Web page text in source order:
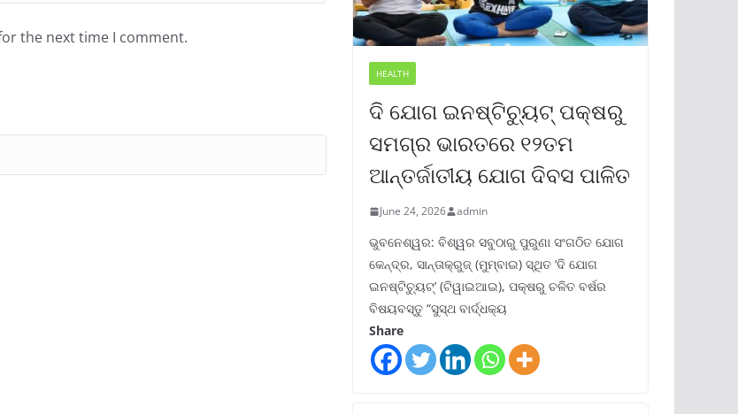
the next time I comment.
HEALTH
ଦି ଯୋଗ ଇନଷ୍ଟିଚ୍ୟୁଟ୍ ପକ୍ଷରୁ
ସମଗ୍ର ଭାରତରେ ୧୨ତମ
ଆନ୍ତର୍ଜାତୀୟ ଯୋଗ ଦିବସ ପାଳିତ
June 24, 2026 admin
ଭୁବନେଶ୍ୱର: ବିଶ୍ୱର ସବୁଠାରୁ ପୁରୁଣା ସଂଗଠିତ ଯୋଗ
କେନ୍ଦ୍ର, ସାନ୍ତାକ୍ରୁଜ୍ (ମୁମ୍ବାଇ) ସ୍ଥିତ ‘ଦି ଯୋଗ
ଇନଷ୍ଟିଚ୍ୟୁଟ୍‌’ (ଟିୱାଇଆଇ), ପକ୍ଷରୁ ଚଳିତ ବର୍ଷର
ବିଷୟବସ୍ତୁ “ସୁସ୍ଥ ବାର୍ଦ୍ଧକ୍ୟ
Share